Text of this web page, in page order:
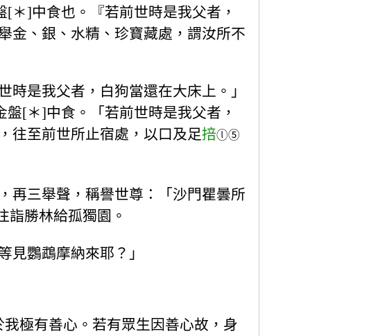
＊]中食也。『若前世時是我父者，
金、銀、水精、珍寶藏處，謂汝所不
是我父者，白狗當還在大床上。」
[＊]中食。「若前世時是我父者，
往至前世所止宿處，以口及足掊ⓛ⑤
再三舉聲，稱譽世尊：「沙門瞿曇所
詣勝林給孤獨園。
見鸚鵡摩納來耶？」
極有善心。若有眾生因善心故，身